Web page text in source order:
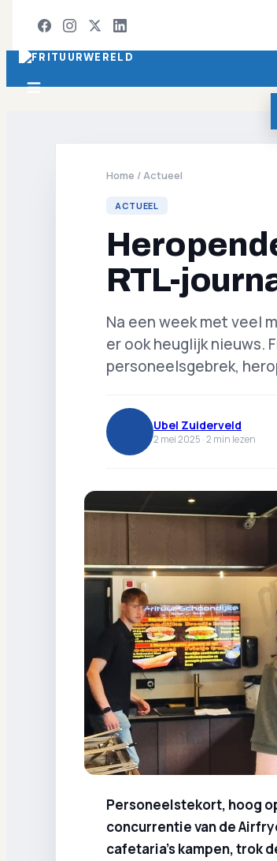
Home /Actueel
ACTUEEL
RTL-
Na een week met veel
er ook heuglijk nieuws.
personeelsgebrek,
Ubel Zuiderveld
2 mei 2025 ·2 min lezen
Personeelstekort, hoog
concurrentie van de
cafetaria’s kampen, trok